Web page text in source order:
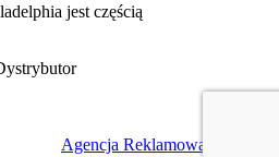
jest częścią
Agencja Reklamowa AT